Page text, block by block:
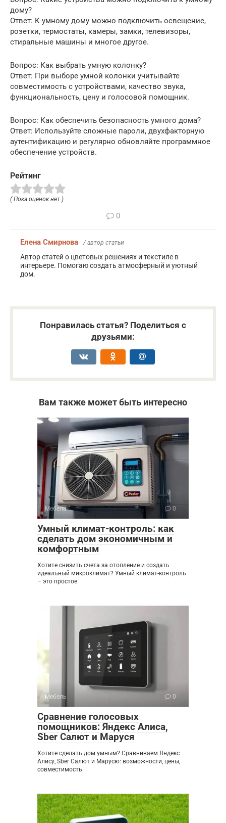
дому?
Ответ: К умному дому можно подключить освещение,
розетки, термостаты, камеры, замки, телевизоры,
стиральные машины и многое другое.
Вопрос: Как выбрать умную колонку?
Ответ: При выборе умной колонки учитывайте
совместимость с устройствами, качество звука,
функциональность, цену и голосовой помощник.
Вопрос: Как обеспечить безопасность умного дома?
Ответ: Используйте сложные пароли, двухфакторную
аутентификацию и регулярно обновляйте программное
обеспечение устройств.
Рейтинг
( Пока оценок нет )
0
Елена Смирнова / автор статьи
Автор статей о цветовых решениях и текстиле в
интерьере. Помогаю создать атмосферный и уютный
дом.
Понравилась статья? Поделиться с
друзьями:
Вам также может быть интересно
Мебель 0
Умный климат-контроль: как
сделать дом экономичным и
комфортным
Хотите снизить счета за отопление и создать
идеальный микроклимат? Умный климат-контроль
– это простое
Мебель 0
Сравнение голосовых
помощников: Яндекс Алиса,
Sber Салют и Маруся
Хотите сделать дом умным? Сравниваем Яндекс
Алису, Sber Салют и Марусю: возможности, цены,
совместимость.